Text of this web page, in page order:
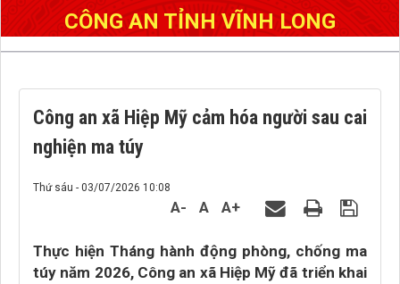
CÔNG AN TỈNH VĨNH LONG
Công an xã Hiệp Mỹ cảm hóa người sau cai
nghiện ma túy
Thứ sáu - 03/07/2026 10:08
A- A A+
Thực hiện Tháng hành động phòng, chống ma
túy năm 2026, Công an xã Hiệp Mỹ đã triển khai